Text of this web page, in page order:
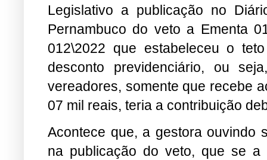
Legislativo a publicação no
Pernambuco do veto a Ementa
012\2022 que estabeleceu o
desconto previdenciário, ou
vereadores, somente que recebe
07 mil reais, teria a contribuição
Acontece que, a gestora ouvindo
na publicação do veto, que se